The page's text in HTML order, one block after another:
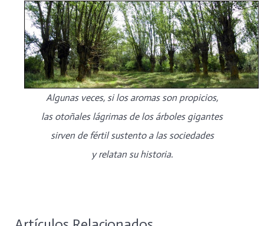
Algunas veces, si los aromas son propicios,
las otoñales lágrimas de los árboles gigantes
sirven de fértil sustento a las sociedades
y relatan su historia.